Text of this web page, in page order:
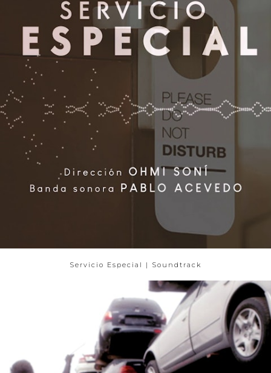
Servicio Especial | Soundtrack